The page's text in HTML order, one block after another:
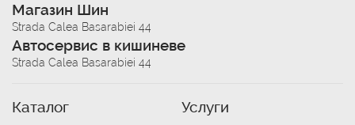
Магазин Шин
Strada Calea Basarabiei 44
Автосервис в кишиневе
Strada Calea Basarabiei 44
Каталог Услуги